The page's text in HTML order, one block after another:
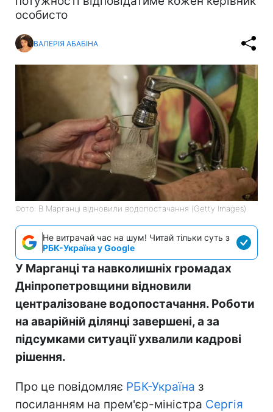
особисто
ВАЛЕРІЯ АБАБІНА
Фото: В Марганці відновили водопостачання (Getty Images)
Не витрачай час на шум! Читай тільки суть з
РБК-Україна у Google
У Марганці та навколишніх громадах
Дніпропетровщини відновили
централізоване водопостачання. Роботи
на аварійній ділянці завершені, а за
підсумками ситуації ухвалили кадрові
рішення.
Про це повідомляє РБК-Україна з
посиланням на прем'єр-міністра Сергія